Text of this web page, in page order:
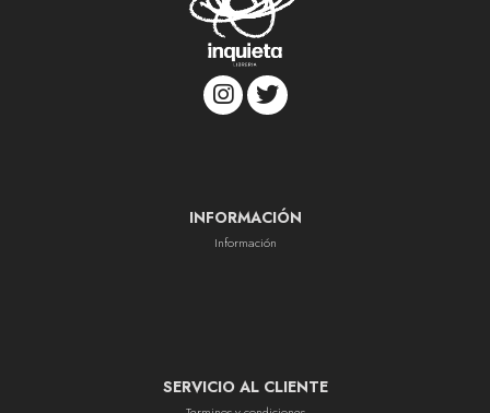
INFORMACIÓN
Información
SERVICIO AL CLIENTE